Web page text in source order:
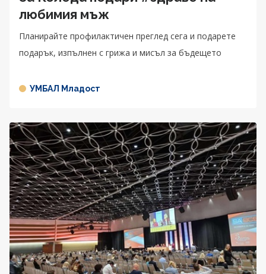
любимия мъж
Планирайте профилактичен преглед сега и подарете
подарък, изпълнен с грижа и мисъл за бъдещето
УМБАЛ Младост